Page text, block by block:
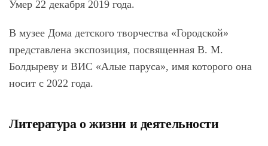
Умер 22 декабря 2019 года.
В музее Дома детского творчества «Городской»
представлена экспозиция, посвященная В. М.
Болдыреву и ВИС «Алые паруса», имя которого она
носит с 2022 года.
Литература о жизни и деятельности